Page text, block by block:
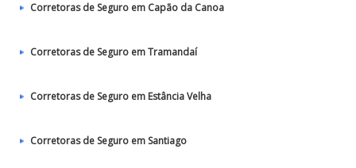
Corretoras de Seguro em Capão da Canoa
Corretoras de Seguro em Tramandaí
Corretoras de Seguro em Estância Velha
Corretoras de Seguro em Santiago